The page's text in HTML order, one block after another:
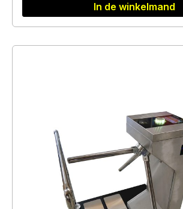
In de winkelmand